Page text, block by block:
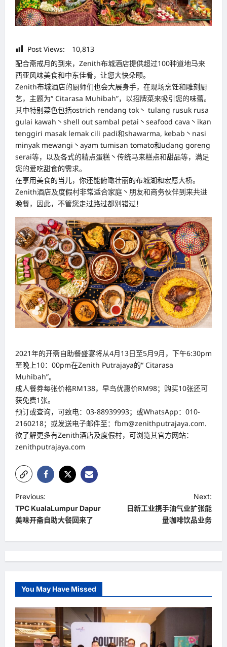
Post Views:
10,813
配合斋戒月的到来，Zenith布城酒店提供超过100种道地马来
西亚风味美食和中东佳肴，让您大快朵颐。
Zenith布城酒店的厨师们也会大展身手，在现场烹饪和雕刻厨
艺，主题为“ Citarasa Muhibah”，以招牌菜来吸引您的味蕾。
其中特别菜色包括ostrich rendang tok丶 tulang rusuk rusa
gulai kawah丶shell out sambal petai丶seafood cava丶ikan
tenggiri masak lemak cili padi和shawarma, kebab丶nasi
minyak mewangi丶ayam tumisan tomato和udang goreng
serai等，以及各式的精点蛋糕丶传统马来糕点和甜品等，满足
您的爱吃甜食的需求。
在享用美食的当儿，你还能俯瞰壮丽的布城湖和宏愿大桥。
Zenith酒店及度假村非常适合家庭丶朋友和商务伙伴到来共进
晚餐，因此，不管您走过路过都别错过！
2021年的开斋自助餐盛宴将从4月13日至5月9月，下午6:30pm
至晚上10：00pm在Zenith Putrajaya的“ Citarasa
Muhibah”。
成人餐券每张价格RM138，早鸟优惠价RM98；购买10张还可
获免费1张。
预订或查询，可致电：03-88939993；或WhatsApp：010-
2160218；或发送电子邮件至：fbm@zenithputrajaya.com.
欲了解更多有Zenith酒店及度假村，可浏览其官方网站：
zenithputrajaya.com
P
o
n
i
g
a
Previous:
TPC KualaLumpur Dapur
美味开斋自助大餐回来了
Next:
日新工业携手油气业扩张能
量咖啡饮品业务
You May Have Missed